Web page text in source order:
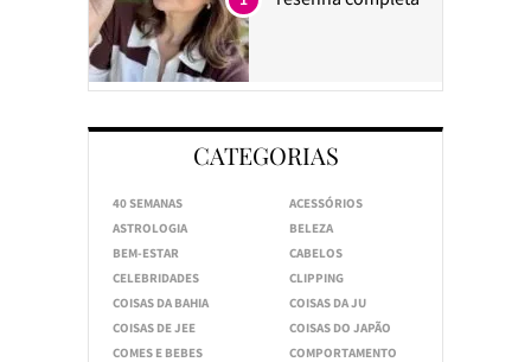
CATEGORIAS
40 SEMANAS
ACESSÓRIOS
ASTROLOGIA
BELEZA
BEM-ESTAR
CABELOS
CELEBRIDADES
CLIPPING
COISAS DA BAHIA
COISAS DA JU
COISAS DE JEE
COISAS DO JAPÃO
COMES E BEBES
COMPORTAMENTO